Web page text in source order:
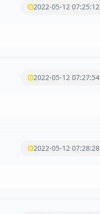
2022-05-12 07:25:12
2022-05-12 07:27:54
2022-05-12 07:28:28